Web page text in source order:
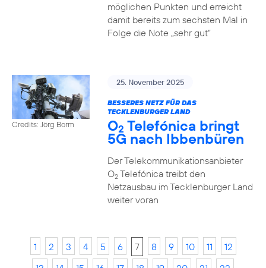
möglichen Punkten und erreicht
damit bereits zum sechsten Mal in
Folge die Note „sehr gut“
Credits: Jörg Borm
25. November 2025
BESSERES NETZ FÜR DAS
TECKLENBURGER LAND
O2 Telefónica bringt
5G nach Ibbenbüren
Der Telekommunikationsanbieter
O2Telefónica treibt den
Netzausbau im Tecklenburger Land
weiter voran
1 2 3 4 5 6 7 8 9 10 11
12